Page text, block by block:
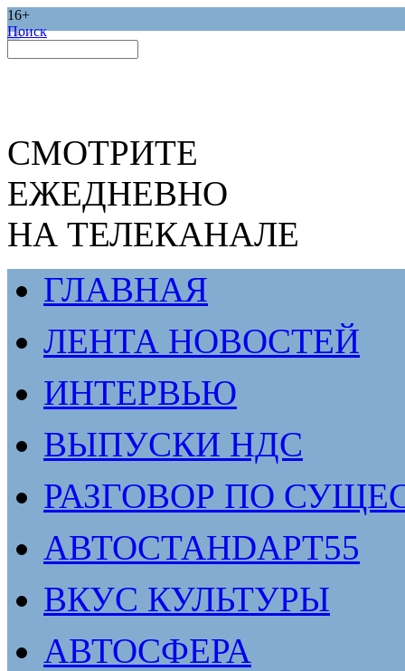
16+
Поиск
СМОТРИТЕ
ЕЖЕДНЕВНО
НА ТЕЛЕКАНАЛЕ
ГЛАВНАЯ
ЛЕНТА НОВОСТЕЙ
ИНТЕРВЬЮ
ВЫПУСКИ НДС
РАЗГОВОР ПО
АВТОСТАНDАРТ55
ВКУС КУЛЬТУРЫ
АВТОСФЕРА